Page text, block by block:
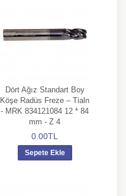
Dört Ağız Standart Boy
Köşe Radüs Freze – Tialn
- MRK 834121084 12 * 84
mm - Z 4
0.00TL
Sepete Ekle